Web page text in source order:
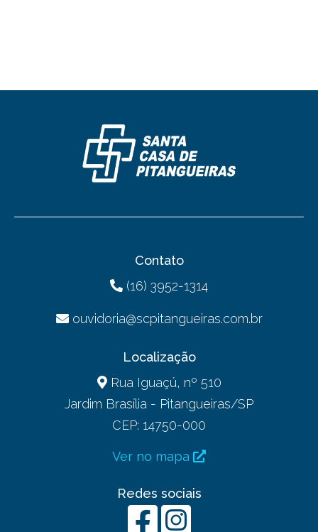
Contato
(16) 3952-1314
ouvidoria@scpitangueiras.com.br
Localização
Rua Iguaçú, nº 510
Jardim Brasília - Pitangueiras/SP
CEP: 14750-000
Ver no mapa
Redes sociais